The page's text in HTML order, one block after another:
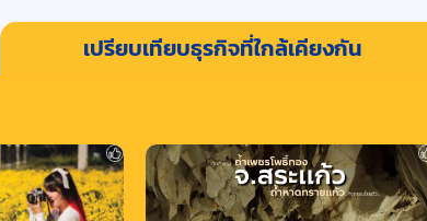
เปรียบเทียบธุรกิจที่ใกล้เคียงกัน